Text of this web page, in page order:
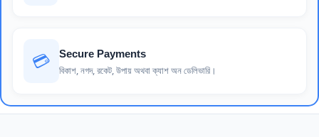
💳 Secure Payments
বিকাশ, নগদ, রকেট, উপায় অথবা ক্যাশ অন ডেলিভারি।